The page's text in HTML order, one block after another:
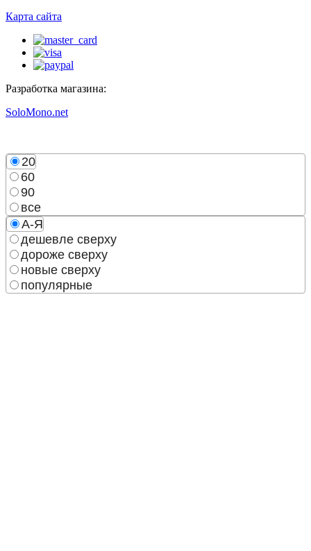
Карта сайта
Разработка магазина:
SoloMono.net
20
60
90
все
А-Я
дешевле сверху
дороже сверху
новые сверху
популярные